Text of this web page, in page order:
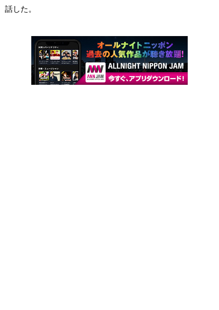
話した。